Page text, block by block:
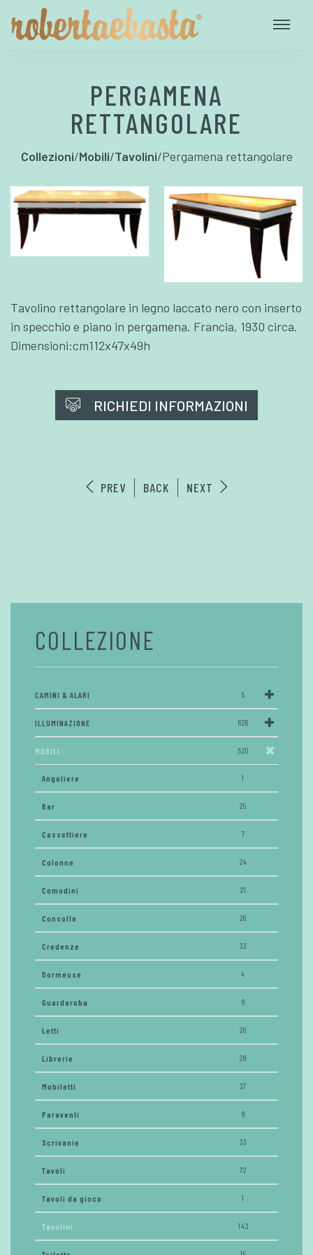
PERGAMENA
RETTANGOLARE
Collezioni/Mobili/Tavolini/Pergamena rettangolare
Tavolino rettangolare in legno laccato nero con inserto
in specchio e piano in pergamena. Francia, 1930 circa.
Dimensioni:cm112x47x49h
RICHIEDI INFORMAZIONI
PREV BACK NEXT
COLLEZIONE
CAMINI & ALARI 5
ILLUMINAZIONE 626
MOBILI 520
Angoliere 1
Bar 25
Cassettiere 7
Colonne 24
Comodini 21
Consolle 26
Credenze 33
Dormeuse 4
Guardaroba 9
Letti 20
Librerie 28
Mobiletti 37
Paraventi 9
Scrivanie 33
Tavoli 72
Tavoli da gioco 1
Tavolini 143